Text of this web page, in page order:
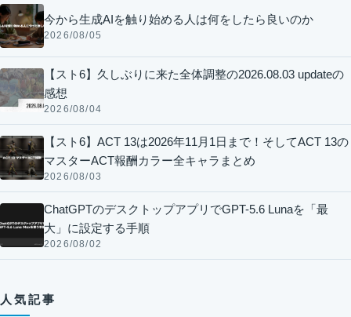
今から生成AIを触り始める人は何をしたら良いのか
2026/08/05
【スト6】久しぶりに来た全体調整の2026.08.03 updateの
感想
2026/08/04
【スト6】ACT 13は2026年11月1日まで！そしてACT 13の
マスターACT報酬カラー全キャラまとめ
2026/08/03
ChatGPTのデスクトップアプリでGPT-5.6 Lunaを「最
大」に設定する手順
2026/08/02
人気記事